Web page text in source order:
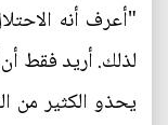
"أعرف أنه
لذلك. أريد فقط
يحذو الكثير من